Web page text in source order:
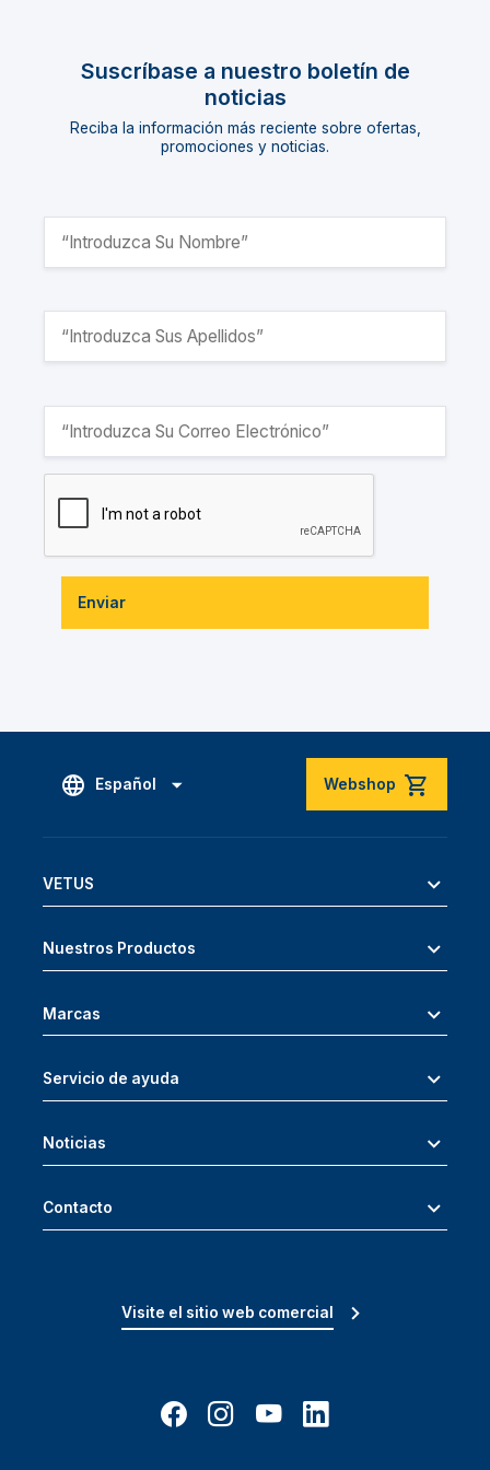
Suscríbase a nuestro boletín de
noticias
Reciba la información más reciente sobre ofertas,
promociones y noticias.
Enviar
Español Webshop
VETUS
Nuestros Productos
Marcas
Servicio de ayuda
Noticias
Contacto
Visite el sitio web comercial